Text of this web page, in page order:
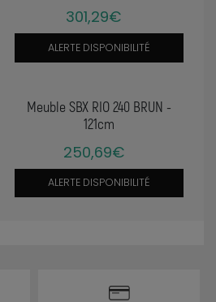
301,29€
ALERTE DISPONIBILITÉ
Meuble SBX RIO 240 BRUN -
121cm
250,69€
ALERTE DISPONIBILITÉ